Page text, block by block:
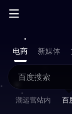
电商 新媒体
潮运营站内 百